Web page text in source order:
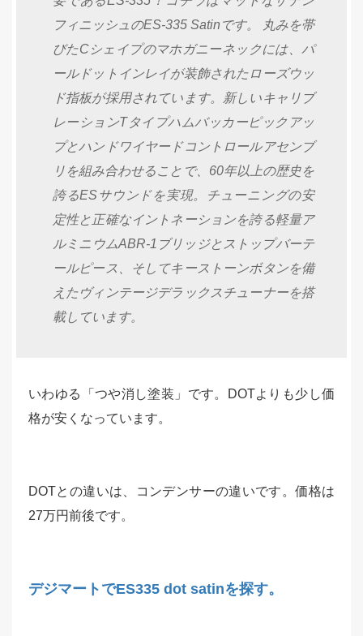
フィニッシュのES-335 Satinです。 丸みを帯
びたCシェイプのマホガニーネックには、パ
ールドットインレイが装飾されたローズウッ
ド指板が採用されています。新しいキャリブ
レーションTタイプハムバッカーピックアッ
プとハンドワイヤードコントロールアセンブ
リを組み合わせることで、60年以上の歴史を
誇るESサウンドを実現。チューニングの安
定性と正確なイントネーションを誇る軽量ア
ルミニウムABR-1ブリッジとストップバーテ
ールピース、そしてキーストーンボタンを備
えたヴィンテージデラックスチューナーを搭
載しています。
いわゆる「つや消し塗装」です。
DOTよりも少し価
格が安くなっています。
DOTとの違いは、コンデンサーの違いです。価格は
27万円前後です。
デジマートでES335 dot satinを探す。